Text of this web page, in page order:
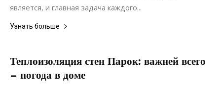
является, и главная задача каждого...
Узнать больше
Теплоизоляция стен Парок: важней всего
– погода в доме
22.07.2021